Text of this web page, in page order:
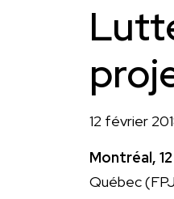
12 février
Montréal,
Québec